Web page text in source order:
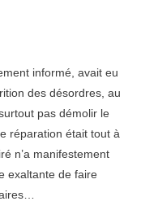
informé, avait eu
des désordres, au
pas démolir le
réparation était tout à
n’a manifestement
exaltante de faire